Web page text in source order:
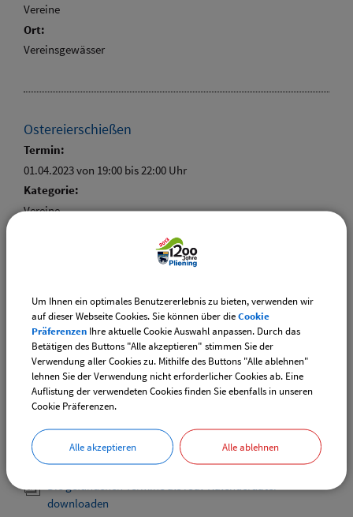
Vereine
Ort:
Vereinsgewässer
Ostereierschießen
Termin:
01.04.2023 von 19:00 bis 22:00 Uhr
Kategorie:
Vereine
Weiterführende Links
Vereinsangebote speziell für junge Leute
Diese Vereine bieten Veranstaltungen speziell für junge
Leute an.
Downloads
Die gefundenen Termine als VCS-Kalenderdatei
downloaden
downloaden
Um Ihnen ein optimales Benutzererlebnis zu bieten, verwenden wir
auf dieser Webseite Cookies. Sie können über dieCookie
Präferenzen Ihre aktuelle Cookie Auswahl anpassen. Durch das
Betätigen des Buttons "Alle akzeptieren" stimmen Sie der
Verwendung aller Cookies zu. Mithilfe des Buttons "Alle ablehnen"
lehnen Sie der Verwendung nicht erforderlicher Cookies ab. Eine
Auflistung der verwendeten Cookies finden Sie ebenfalls in unseren
Cookie Präferenzen.
Alle akzeptieren Alle ablehnen